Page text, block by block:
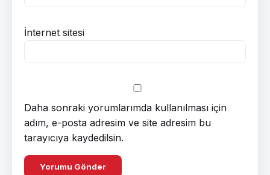
İnternet sitesi
Daha sonraki yorumlarımda kullanılması için
adım, e-posta adresim ve site adresim bu
tarayıcıya kaydedilsin.